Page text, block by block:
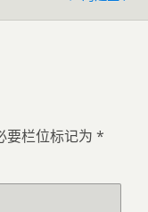
要栏位标记为 *